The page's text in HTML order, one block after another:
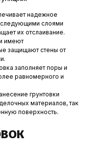
надежное
слоями
их отслаивание.
имеют
защищают стены от
заполняет поры и
равномерного и
грунтовки
материалов, так
поверхность.